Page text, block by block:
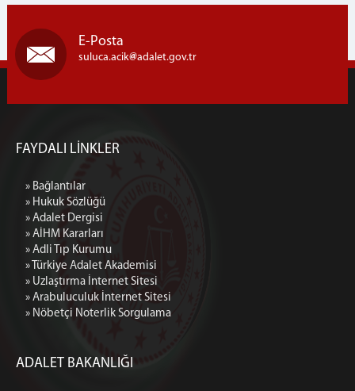
E-Posta
suluca.acik adalet.gov.tr
FAYDALI LİNKLER
» Bağlantılar
» Hukuk Sözlüğü
» Adalet Dergisi
» AİHM Kararları
» Adli Tıp Kurumu
» Türkiye Adalet Akademisi
» Uzlaştırma İnternet Sitesi
» Arabuluculuk İnternet Sitesi
» Nöbetçi Noterlik Sorgulama
ADALET BAKANLIĞI